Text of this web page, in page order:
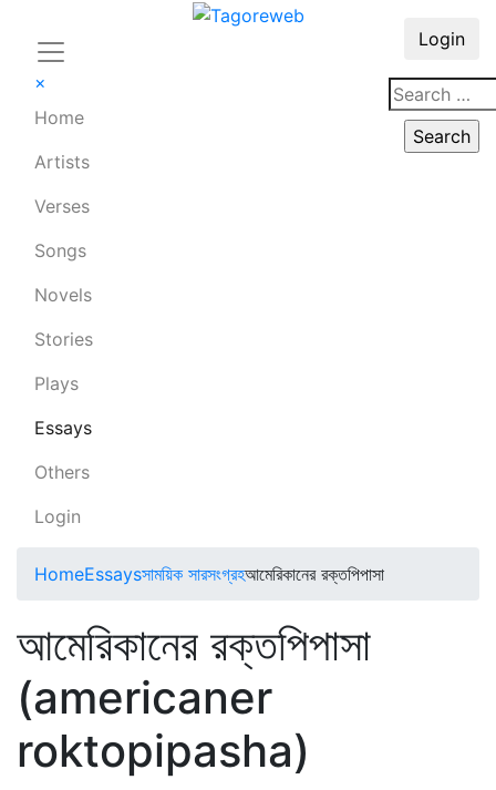
×
Home
Artists
Verses
Songs
Novels
Stories
Plays
Essays
Others
Login
Login
HomeEssaysসাময়িক সারসংগ্রহআমেরিকানের রক্তপিপাসা
আমেরিকানের রক্তপিপাসা
(americaner
roktopipasha)